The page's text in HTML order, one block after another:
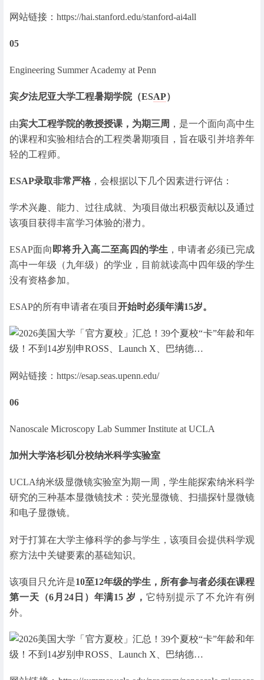
网站链接：https://hai.stanford.edu/stanford-ai4all
05
Engineering Summer Academy at Penn
宾夕法尼亚大学工程暑期学院（ESAP）
由宾大工程学院的教授授课，为期三周 ，是一个面向高中生
的课程和实验相结合的工程类暑期项目，旨在吸引并培养年
轻的工程师。
ESAP录取非常严格 ，会根据以下几个因素进行评估：
学术兴趣、能力、过往成就、为项目做出积极贡献以及通过
该项目获得丰富学习体验的潜力。
ESAP面向 即将升入高二至高四的学生 ，申请者必须已完成
高中一年级（九年级）的学业，目前就读高中四年级的学生
没有资格参加。
ESAP的所有申请者在项目 开始时必须年满15岁。
网站链接：https://esap.seas.upenn.edu/
06
Nanoscale Microscopy Lab Summer Institute at UCLA
加州大学洛杉矶分校纳米科学实验室
UCLA纳米级显微镜实验室为期一周，学生能探索纳米科学
研究的三种基本显微镜技术：荧光显微镜、扫描探针显微镜
和电子显微镜。
对于打算在大学主修科学的参与学生，该项目会提供科学观
察方法中关键要素的基础知识。
该项目只允许是10至12年级的学生，所有参与者必须在课程
第一天（6月24日）年满15 岁， 它特别提示了不允许有例
外。